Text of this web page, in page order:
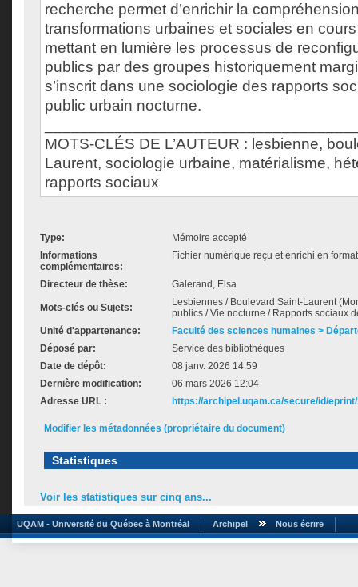
recherche permet d’enrichir la
transformations urbaines et sociales en
mettant en lumière les processus de
publics par des groupes historiquement
s’inscrit dans une sociologie des rapports
public urbain nocturne.
MOTS-CLÉS DE L’AUTEUR : lesbienne,
Laurent, sociologie urbaine, matérialisme,
rapports sociaux
Type:
Mémoire accepté
Informations
complémentaires:
Fichier numérique reçu et enrichi en
Directeur de thèse: Galerand, Elsa
Mots-clés ou Sujets:
Lesbiennes / Boulevard Saint-Laurent
publics / Vie nocturne / Rapports sociaux
Unité d'appartenance:
Faculté des sciences humaines >
Déposé par:
Service des bibliothèques
Date de dépôt:
08 janv. 2026 14:59
Dernière modification:
06 mars 2026 12:04
Adresse URL :
https://archipel.uqam.ca/secure/id/
Modifier les métadonnées (propriétaire du document)
Statistiques
Voir les statistiques sur cinq ans...
UQAM - Université du Québec à Montréal Archipel Nous écrire